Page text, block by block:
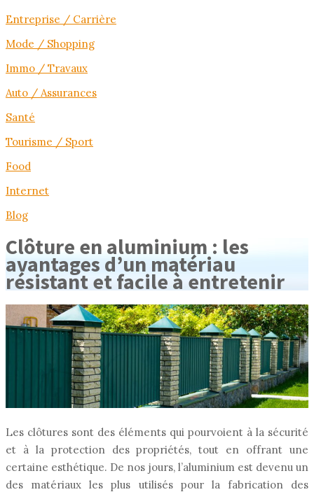
Entreprise / Carrière
Mode / Shopping
Immo / Travaux
Auto / Assurances
Santé
Tourisme / Sport
Food
Internet
Blog
Clôture en aluminium : les
avantages d’un matériau
résistant et facile à entretenir
Les clôtures sont des éléments qui pourvoient à la sécurité
et à la protection des propriétés, tout en offrant une
certaine esthétique. De nos jours, l’aluminium est devenu un
des matériaux les plus utilisés pour la fabrication des